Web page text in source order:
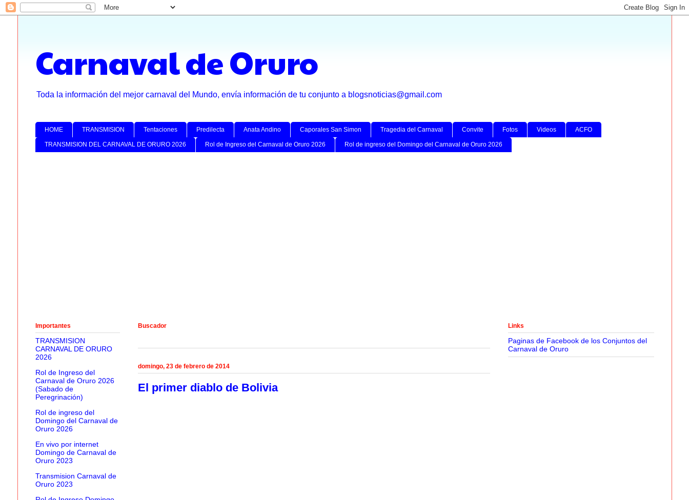
Carnaval de Oruro
Toda la información del mejor carnaval del Mundo, envía información de tu conjunto a blogsnoticias@gmail.com
HOME TRANSMISION Tentaciones Predilecta Anata Andino Caporales San Simon Tragedia del Carnaval Convite Fotos Videos ACFO
TRANSMISION DEL CARNAVAL DE ORURO 2026 Rol de Ingreso del Carnaval de Oruro 2026 Rol de ingreso del Domingo del Carnaval de Oruro 2026
Buscador
domingo, 23 de febrero de 2014
El primer diablo de Bolivia
Importantes
TRANSMISION
CARNAVAL DE ORURO
2026
Rol de Ingreso del
Carnaval de Oruro 2026
(Sabado de
Peregrinación)
Rol de ingreso del
Domingo del Carnaval de
Oruro 2026
En vivo por internet
Domingo de Carnaval de
Oruro 2023
Transmision Carnaval de
Oruro 2023
Links
Paginas de Facebook de los Conjuntos del
Carnaval de Oruro